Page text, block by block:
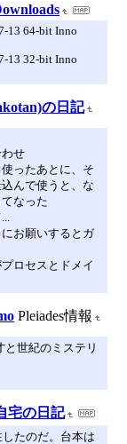
13 64-bit Inno
13 32-bit Inno
の日記
せ
ったあとに、そ
んで使うと、な
なった
お願いするとガ
ロセスとドメイ
Pleiades情報
世紀のミステリ
宅の日記
たのだ。台本は